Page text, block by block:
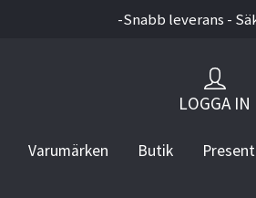
-Snabb leverans -
LOGGA IN
Varumärken Butik